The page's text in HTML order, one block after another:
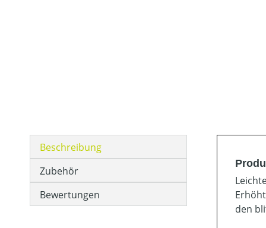
Beschreibung
Zubehör
Bewertungen
den